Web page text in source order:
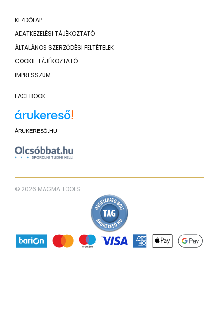
KEZDŐLAP
ADATKEZELÉSI TÁJÉKOZTATÓ
ÁLTALÁNOS SZERZŐDÉSI FELTÉTELEK
COOKIE TÁJÉKOZTATÓ
IMPRESSZUM
FACEBOOK
ÁRUKERESŐ.HU
© 2026 MAGMA TOOLS